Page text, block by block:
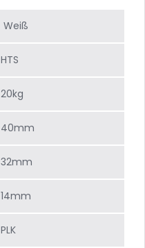
Weiß
HTS
20kg
40mm
32mm
14mm
PLK